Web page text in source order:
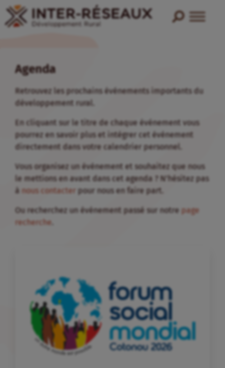
Agenda
Retrouvez les prochains événements importants du
développement rural.
En cliquant sur le titre de chaque événement vous
pourrez en savoir plus et intégrer cet événement
directement dans votre calendrier personnel.
Vous organisez un événement et souhaitez que nous
le mettions en avant dans cet agenda ? N’hésitez pas
à nous contacter pour nous en faire part.
Ou recherchez un événement passé sur notre page
recherche